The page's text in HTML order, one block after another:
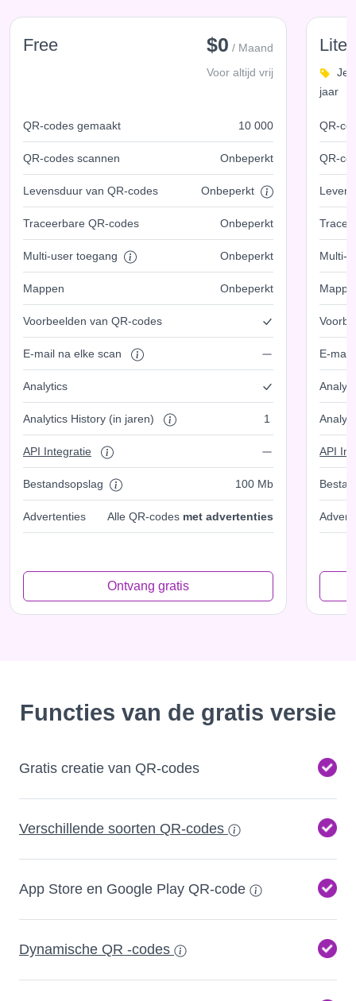
Free $0 / Maand
Voor altijd vrij
QR-codes gemaakt 10 000
QR-codes scannen Onbeperkt
Levensduur van QR-codes Onbeperkt
Traceerbare QR-codes Onbeperkt
Multi-user toegang Onbeperkt
Mappen Onbeperkt
Voorbeelden van QR-codes
E-mail na elke scan
Analytics
Analytics History (in jaren) 1
API Integratie
Bestandsopslag 100 Mb
Advertenties Alle QR-codes met advertenties
Ontvang gratis
Lite
Je
jaar
QR-
QR-
Multi-
E-mail
API
Functies van de gratis versie
Gratis creatie van QR-codes
Verschillende soorten QR-codes
App Store en Google Play QR-code
Dynamische QR -codes